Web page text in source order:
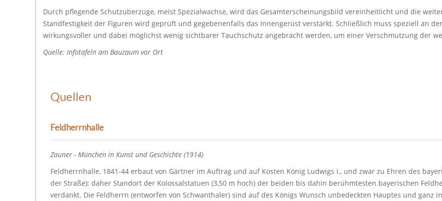
Durch pflegende Schutzüberzüge, meist Spezialwachse, wird das Gesamterscheinungsbild vereinheitlicht und die
Standfestigkeit der Figuren wird geprüft und gegebenenfalls das Innengerüst verstärkt. Schließlich muss speziell an
wirkungsvoller und dabei möglichst wenig sichtbarer Tauchschutz angebracht werden, um einer Verschmutzung der
Quelle: Infotafeln am Bauzaum vor Ort
Quellen
Feldherrnhalle
Zauner - München in Kunst und Geschichte (1914)
Feldherrnhalle, 1841-44 erbaut von Gärtner im Auftrag und auf Kosten König Ludwigs I., und zwar zu Ehren des
der Straße); daher Standort der Kolossalstatuen (3,50 m hoch) der beiden bis dahin berühmtesten bayerischen
verdankt. Die Feldherrn (entworfen von Schwanthaler) sind auf des Königs Wunsch unbedeckten Hauptes und ganz